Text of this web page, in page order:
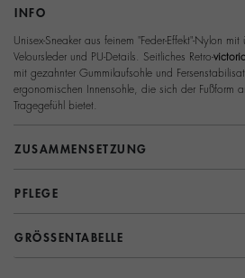
INFO
Unisex-Sneaker aus feinem "Feder-Effekt"-Nylon
Veloursleder und PU-Details. Seitliches Retro-
mit gezahnter Gummilaufsohle und
ergonomischen Innensohle, die sich der Fußform
Tragegefühl bietet.
ZUSAMMENSETZUNG
PFLEGE
GRÖSSENTABELLE